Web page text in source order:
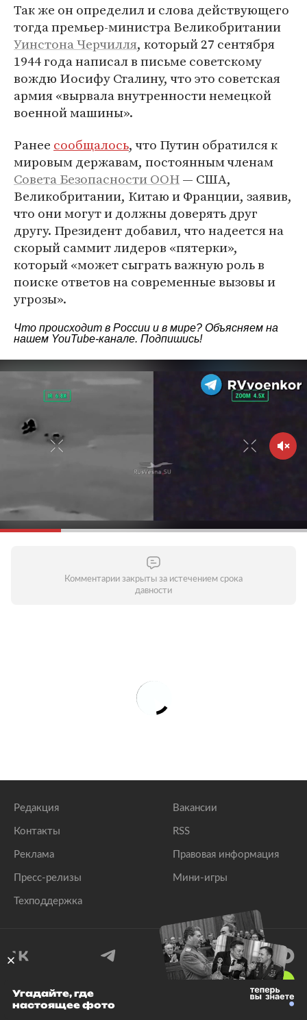
Так же он определил и слова действующего
тогда премьер-министра Великобритании
Уинстона Черчилля, который 27 сентября
1944 года написал в письме советскому
вождю Иосифу Сталину, что это советская
армия «вырвала внутренности немецкой
военной машины».
Ранее сообщалось, что Путин обратился к
мировым державам, постоянным членам
Совета Безопасности ООН— США,
Великобритании, Китаю и Франции, заявив,
что они могут и должны доверять друг
другу. Президент добавил, что надеется на
скорый саммит лидеров «пятерки»,
который «может сыграть важную роль в
поиске ответов на современные вызовы и
угрозы».
Что происходит в России и в мире? Объясняем на
нашем YouTube-канале. Подпишись!
Комментарии закрыты за истечением срока
давности
Редакция
Контакты
Реклама
Пресс-релизы
Техподдержка
Вакансии
RSS
Правовая информация
Мини-игры
© 1999–2026 Все права защищены.
Угадайте, где
настоящее фото